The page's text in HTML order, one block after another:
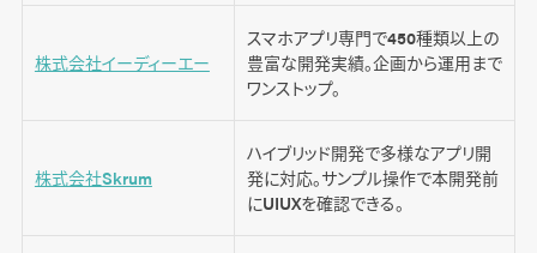
株式会社イーディーエー
スマホアプリ専門で450種類以上の
豊富な開発実績。企画から運用まで
ワンストップ。
株式会社Skrum
ハイブリッド開発で多様なアプリ開
発に対応。サンプル操作で本開発前
にUIUXを確認できる。